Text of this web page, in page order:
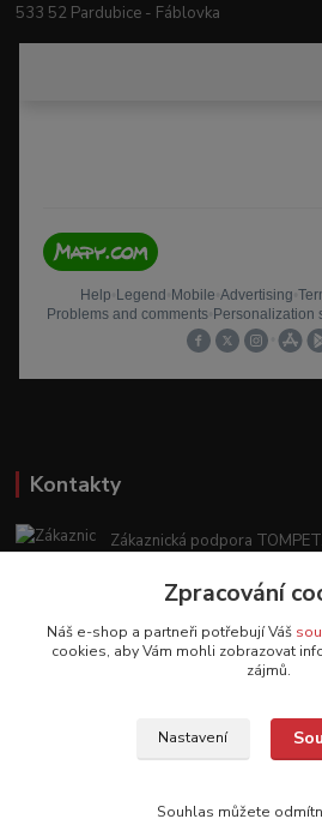
533 52 Pardubice - Fáblovka
Kontakty
Zákaznická podpora
(Po-Ne, 8-20 hod.)
obchod@tompet.cz
TOMPET.CZ
Zpracování
Náš e-shop a partneři potřebují Váš
cookies, aby Vám mohli zobrazovat
zájmů.
Nastavení
Souhlas můžete